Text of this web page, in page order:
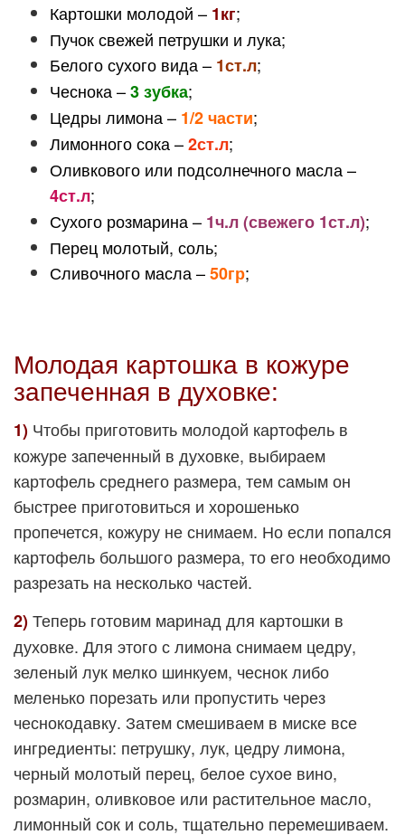
Картошки молодой – 1кг;
Пучок свежей петрушки и лука;
Белого сухого вида – 1ст.л;
Чеснока –3 зубка;
Цедры лимона – 1/2 части;
Лимонного сока –2ст.л;
Оливкового или подсолнечного масла –
4ст.л;
Сухого розмарина – 1ч.л (свежего 1ст.л);
Перец молотый, соль;
Сливочного масла –50гр;
Молодая картошка в кожуре
запеченная в духовке:
1) Чтобы приготовить молодой картофель в
кожуре запеченный в духовке, выбираем
картофель среднего размера, тем самым он
быстрее приготовиться и хорошенько
пропечется, кожуру не снимаем. Но если попался
картофель большого размера, то его необходимо
разрезать на несколько частей.
2)Теперь готовим маринад для картошки в
духовке. Для этого с лимона снимаем цедру,
зеленый лук мелко шинкуем, чеснок либо
меленько порезать или пропустить через
чеснокодавку. Затем смешиваем в миске все
ингредиенты: петрушку, лук, цедру лимона,
черный молотый перец, белое сухое вино,
розмарин, оливковое или растительное масло,
лимонный сок и соль, тщательно перемешиваем.